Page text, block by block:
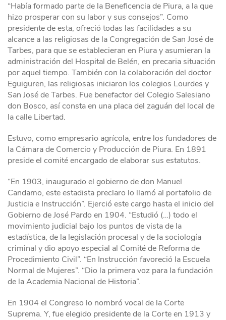
“Había formado parte de la Beneficencia de Piura, a la que
hizo prosperar con su labor y sus consejos”. Como
presidente de esta, ofreció todas las facilidades a su
alcance a las religiosas de la Congregación de San José de
Tarbes, para que se establecieran en Piura y asumieran la
administración del Hospital de Belén, en precaria situación
por aquel tiempo. También con la colaboración del doctor
Eguiguren, las religiosas iniciaron los colegios Lourdes y
San José de Tarbes. Fue benefactor del Colegio Salesiano
don Bosco, así consta en una placa del zaguán del local de
la calle Libertad.
Estuvo, como empresario agrícola, entre los fundadores de
la Cámara de Comercio y Producción de Piura. En 1891
preside el comité encargado de elaborar sus estatutos.
“En 1903, inaugurado el gobierno de don Manuel
Candamo, este estadista preclaro lo llamó al portafolio de
Justicia e Instrucción”. Ejerció este cargo hasta el inicio del
Gobierno de José Pardo en 1904. “Estudió (…) todo el
movimiento judicial bajo los puntos de vista de la
estadística, de la legislación procesal y de la sociología
criminal y dio apoyo especial al Comité de Reforma de
Procedimiento Civil”. “En Instrucción favoreció la Escuela
Normal de Mujeres”. “Dio la primera voz para la fundación
de la Academia Nacional de Historia”.
En 1904 el Congreso lo nombró vocal de la Corte
Suprema. Y, fue elegido presidente de la Corte en 1913 y